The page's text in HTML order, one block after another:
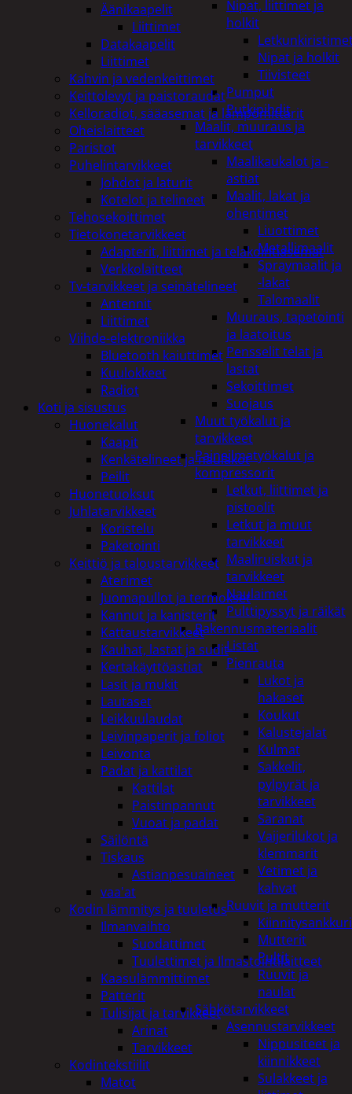
Nipat, liittimet ja
holkit
Nipat ja holkit
Tiivisteet
Pumput
Putkipihdit
Maalit, muuraus ja
tarvikkeet
Maalikaukalot ja -
astiat
Maalit, lakat ja
ohentimet
Liuottimet
Metallimaalit
Spraymaalit ja
-lakat
Talomaalit
Muuraus, tapetointi
ja laatoitus
Pensselit telat ja
lastat
Sekoittimet
Suojaus
Muut työkalut ja
tarvikkeet
Paineilmatyökalut ja
kompressorit
Letkut, liittimet ja
pistoolit
Letkut ja muut
tarvikkeet
Maaliruiskut ja
tarvikkeet
Naulaimet
Pulttipyssyt ja räikät
Rakennusmateriaalit
Listat
Pienrauta
Lukot ja
hakaset
Koukut
Kalustejalat
Kulmat
Sakkelit,
pylpyrät ja
tarvikkeet
Saranat
Vaijerilukot ja
klemmarit
Vetimet ja
kahvat
Ruuvit ja mutterit
Mutterit
Pultit
Ruuvit ja
naulat
Sähkötarvikkeet
Asennustarvikkeet
Nippusiteet ja
kiinnikkeet
Sulakkeet ja
Äänikaapelit
Liittimet
Datakaapelit
Liittimet
Kahvin ja vedenkeittimet
Keittolevyt ja paistoraudat
Kelloradiot, sääasemat ja lämpömittarit
Oheislaitteet
Paristot
Puhelintarvikkeet
Johdot ja laturit
Kotelot ja telineet
Tehosekoittimet
Tietokonetarvikkeet
Adapterit, liittimet ja telakointiasemat
Verkkolaitteet
Tv-tarvikkeet ja seinätelineet
Antennit
Liittimet
Viihde-elektroniikka
Bluetooth kaiuttimet
Kuulokkeet
Radiot
Koti ja sisustus
Huonekalut
Kaapit
Kenkätelineet ja naulakot
Peilit
Huonetuoksut
Juhlatarvikkeet
Koristelu
Paketointi
Keittiö ja taloustarvikkeet
Aterimet
Juomapullot ja termokset
Kannut ja kanisterit
Kattaustarvikkeet
Kauhat, lastat ja sudit
Kertakäyttöastiat
Lasit ja mukit
Lautaset
Leikkuulaudat
Leivinpaperit ja foliot
Leivonta
Padat ja kattilat
Kattilat
Paistinpannut
Vuoat ja padat
Säilöntä
Tiskaus
Astianpesuaineet
vaa'at
Kodin lämmitys ja tuuletus
Ilmanvaihto
Suodattimet
Tuulettimet ja Ilmastointilaitteet
Kaasulämmittimet
Patterit
Tulisijat ja tarvikkeet
Arinat
Tarvikkeet
Kodintekstiilit
Matot